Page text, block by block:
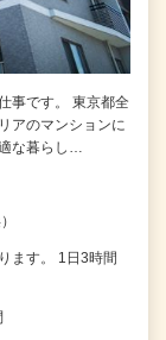
事です。 東京都全
アのマンションに
な暮らし…
ます。 1日3時間